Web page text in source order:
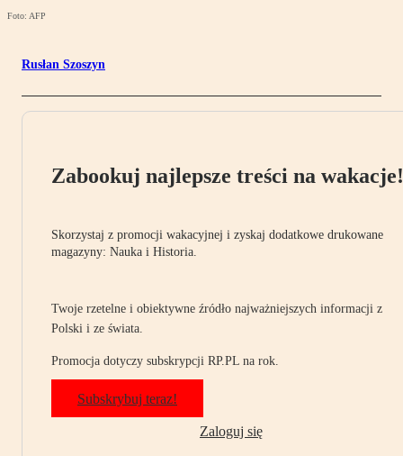
Foto: AFP
Rusłan Szoszyn
Zabookuj najlepsze treści na wakacje!
Skorzystaj z promocji wakacyjnej i zyskaj dodatkowe drukowane
magazyny: Nauka i Historia.
Twoje rzetelne i obiektywne źródło najważniejszych informacji z
Polski i ze świata.
Promocja dotyczy subskrypcji RP.PL na rok.
Subskrybuj teraz!
Zaloguj się